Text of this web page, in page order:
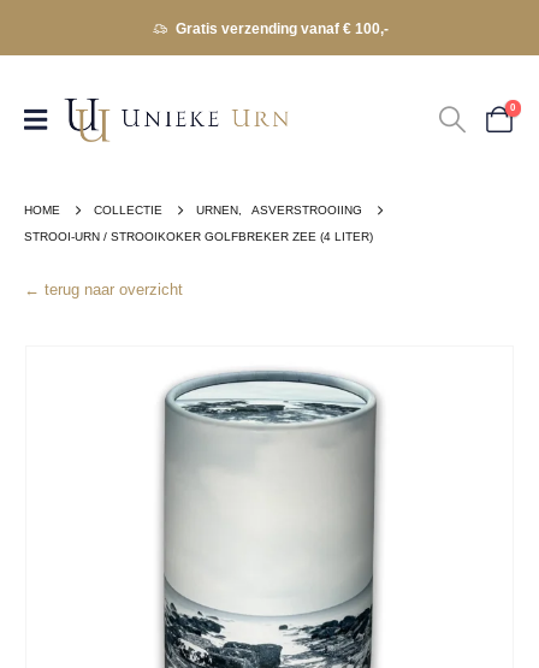
Gratis verzending vanaf € 100,-
0
HOME COLLECTIE URNEN
ASVERSTROOIING
STROOI-URN / STROOIKOKER GOLFBREKER ZEE (4 LITER)
← terug naar overzicht